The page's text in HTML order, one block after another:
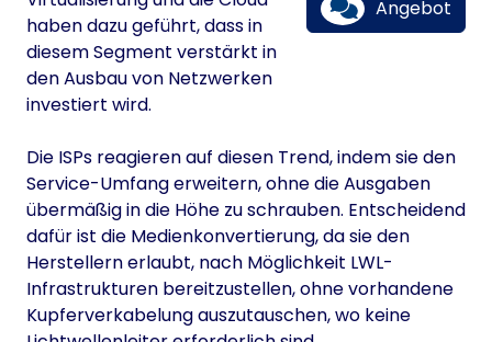
haben dazu geführt, dass in
diesem Segment verstärkt in
den Ausbau von Netzwerken
investiert wird.
Angebot
Die ISPs reagieren auf diesen Trend, indem sie den
Service-Umfang erweitern, ohne die Ausgaben
übermäßig in die Höhe zu schrauben. Entscheidend
dafür ist die Medienkonvertierung, da sie den
Herstellern erlaubt, nach Möglichkeit LWL-
Infrastrukturen bereitzustellen, ohne vorhandene
Kupferverkabelung auszutauschen, wo keine